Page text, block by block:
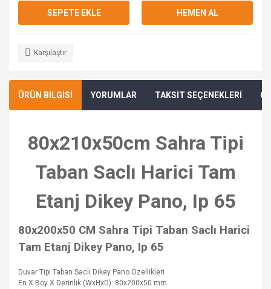
SEPETE EKLE HEMEN AL
Karşılaştır
ÜRÜN BİLGİSİ YORUMLAR TAKSİT SEÇENEKLERİ
80x210x50cm Sahra Tipi
Taban Saclı Harici Tam
Etanj Dikey Pano, Ip 65
80x200x50 CM Sahra Tipi Taban Saclı Harici
Tam Etanj Dikey Pano, Ip 65
Duvar Tipi Taban Saclı Dikey Pano Özellikleri
En X Boy X Derinlik (WxHxD): 80x200x50 mm